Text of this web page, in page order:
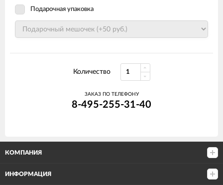
Подарочная упаковка
Количество
ЗАКАЗ ПО ТЕЛЕФОНУ
8-495-255-31-40
КОМПАНИЯ
ИНФОРМАЦИЯ